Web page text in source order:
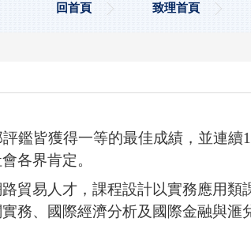
回首頁 致理首頁
鑑皆獲得一等的最佳成績，並連續
各界肯定。
貿易人才，課程設計以實務應用類
務、 國際經濟分析及國際金融與滙